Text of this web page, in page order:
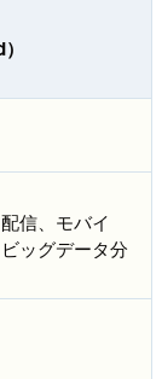
信、モバイ
ッグデータ分